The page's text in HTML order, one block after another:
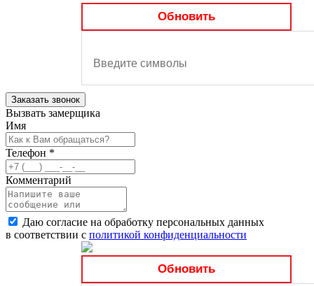
Обновить
Заказать звонок
Вызвать замерщика
Имя
Телефон *
Комментарий
Даю согласие на обработку персональных данных
в соответствии с политикой конфиденциальности
Обновить